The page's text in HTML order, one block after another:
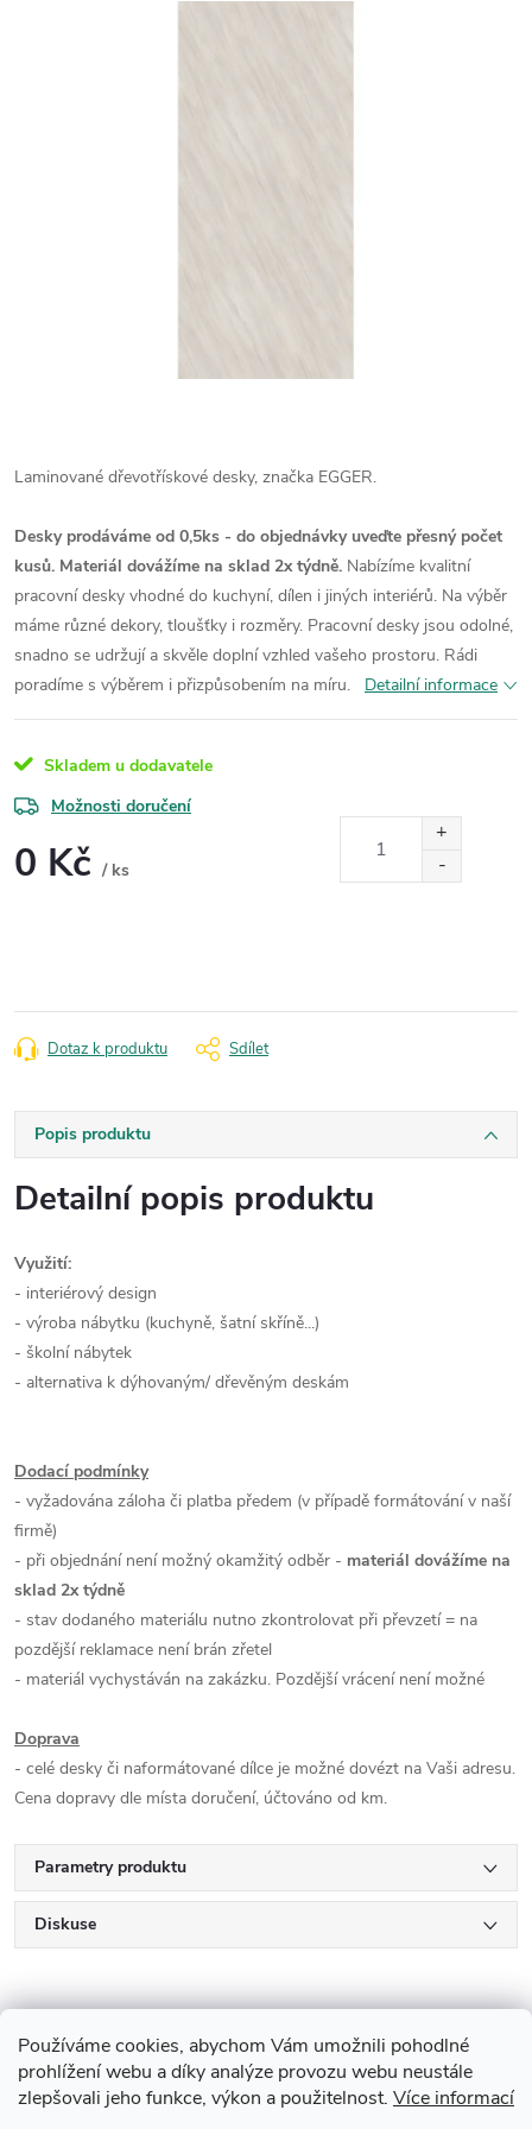
Používáme cookies, abychom Vám umožnili pohodlné
prohlížení webu a díky analýze provozu webu neustále
zlepšovali jeho funkce, výkon a použitelnost. Více informací
Laminované dřevotřískové desky, značka EGGER.
Desky prodáváme od 0,5ks - do objednávky uveďte přesný počet
kusů. Materiál dovážíme na sklad 2x týdně. Nabízíme kvalitní
pracovní desky vhodné do kuchyní, dílen i jiných interiérů. Na výběr
máme různé dekory, tloušťky i rozměry. Pracovní desky jsou odolné,
snadno se udržují a skvěle doplní vzhled vašeho prostoru. Rádi
poradíme s výběrem i přizpůsobením na míru.
Detailní informace
Skladem u dodavatele
Možnosti doručení
0 Kč / ks
Dotaz k produktu Sdílet
Popis produktu
Detailní popis produktu
Využití:
- interiérový design
- výroba nábytku (kuchyně, šatní skříně...)
- školní nábytek
- alternativa k dýhovaným/ dřevěným deskám
Dodací podmínky
- vyžadována záloha či platba předem (v případě formátování v naší
firmě)
- při objednání není možný okamžitý odběr - materiál dovážíme na
sklad 2x týdně
- stav dodaného materiálu nutno zkontrolovat při převzetí = na
pozdější reklamace není brán zřetel
- materiál vychystáván na zakázku. Pozdější vrácení není možné
Doprava
- celé desky či naformátované dílce je možné dovézt na Vaši adresu.
Cena dopravy dle místa doručení, účtováno od km.
Parametry produktu
Diskuse